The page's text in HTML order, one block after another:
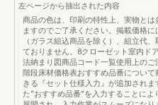
左ページから抽出された内容
商品の色は、印刷の特性上、実物と
ますのでご了承ください。掲載価格
（ガラス組込商品を除く）、組立代
ておりません。8クローゼット室内ド
法納まり図商品コード一覧使用上の
階段床材価格表おすすめ品番につい
きる『セット仕様入力』が追加されま
た“おすすめ品番”を入力することに